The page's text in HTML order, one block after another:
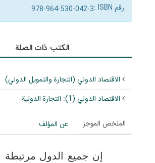
رقم ISBN : 978-964-530-042-3
الکتب ذات الصلة
الاقتصاد الدولي (التجارة والتمويل الدولي)
الاقتصاد الدولي (1): التجارة الدولية
الملخص الموجز عن المؤلف
إن جميع الدول مرتبطة